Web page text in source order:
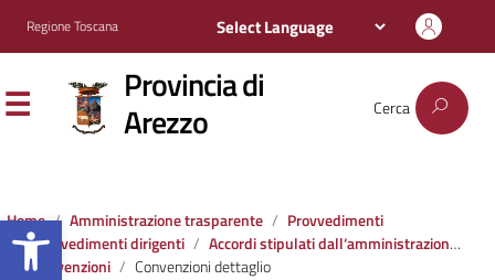
Apri la barra degli strumenti
Regione Toscana
Provincia di
Arezzo Cerca
Home Amministrazione trasparente
Provvedimenti
Provvedimenti dirigenti
Accordi stipulati dall‘amministrazione con soggetti privati o con altre amministrazioni pubbliche
Convenzioni
Convenzioni dettaglio